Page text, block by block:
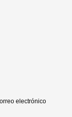
electrónico